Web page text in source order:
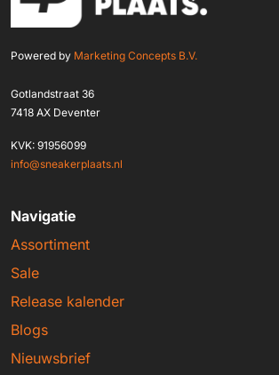
Powered by Marketing Concepts B.V.
Gotlandstraat 36
7418 AX Deventer
KVK: 91956099
info@sneakerplaats.nl
Navigatie
Assortiment
Sale
Release kalender
Blogs
Nieuwsbrief